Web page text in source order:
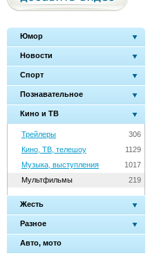
Юмор
Новости
Спорт
Познавательное
Кино и ТВ
306
Трейлеры
1129
Кино, ТВ, телешоу
1017
Музыка, выступления
219
Мультфильмы
Жесть
Разное
Авто, мото